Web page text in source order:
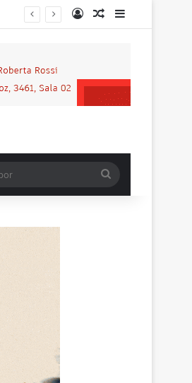
EntrarArtigo aleatório
por